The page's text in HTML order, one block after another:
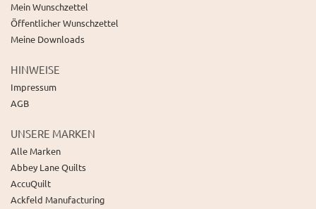
Mein Wunschzettel
Öffentlicher Wunschzettel
Meine Downloads
HINWEISE
Impressum
AGB
UNSERE MARKEN
Alle Marken
Abbey Lane Quilts
AccuQuilt
Ackfeld Manufacturing